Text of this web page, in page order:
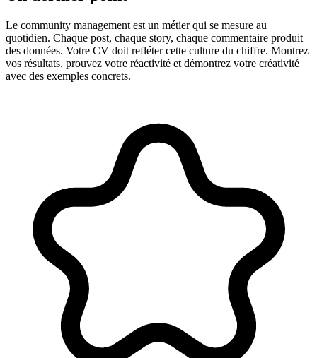
Le community management est un métier qui se mesure au
quotidien. Chaque post, chaque story, chaque commentaire produit
des données. Votre CV doit refléter cette culture du chiffre. Montrez
vos résultats, prouvez votre réactivité et démontrez votre créativité
avec des exemples concrets.